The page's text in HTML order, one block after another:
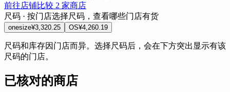
前往店铺比较 2 家商店
尺码 · 按门店选择尺码，查看哪些门店有货
onesize¥3,320.25 OS¥4,260.19
尺码和库存因门店而异。选择尺码后，会在下方突出显示有该
尺码的门店。
已核对的商店